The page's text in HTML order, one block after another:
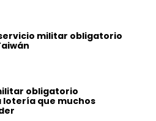
militar obligatorio
obligatorio
lotería que muchos